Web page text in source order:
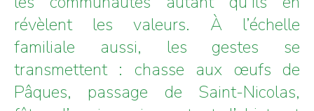
révèlent les valeurs. À l’échelle
familiale aussi, les gestes se
transmettent : chasse aux œufs de
Pâques, passage de Saint-Nicolas,